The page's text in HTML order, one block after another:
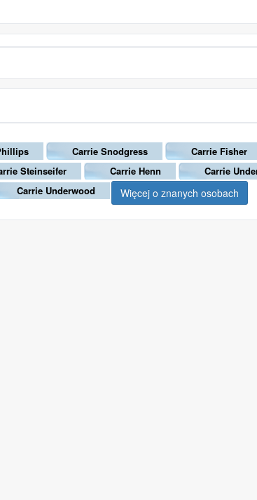
Carrie Snodgress Carrie Fisher
Steinseifer Carrie Henn Carrie
Carrie Underwood Więcej o znanych osobach